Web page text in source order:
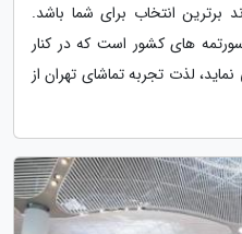
انتخاب برای شما باشد.
های کشور است که در کنار
لذت تجربه تماشای تهران از